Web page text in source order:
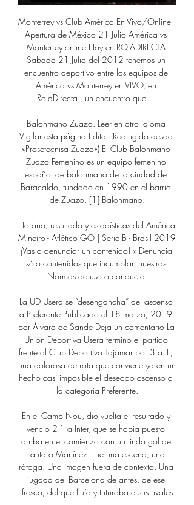
Monterrey vs Club América En Vivo/Online - Apertura de México 21 Julio América vs Monterrey online Hoy en ROJADIRECTA Sabado 21 Julio del 2012 tenemos un encuentro deportivo entre los equipos de América vs Monterrey en VIVO, en RojaDirecta , un encuentro que …

Balonmano Zuazo. Leer en otro idioma Vigilar esta página Editar (Redirigido desde «Prosetecnisa Zuazo») El Club Balonmano Zuazo Femenino es un equipo femenino español de balonmano de la ciudad de Baracaldo, fundado en 1990 en el barrio de Zuazo. [1] Balonmano.

Horario, resultado y estadísticas del América Mineiro - Atlético GO | Serie B - Brasil 2019 ¡Vas a denunciar un contenido! x Denuncia sólo contenidos que incumplan nuestras Normas de uso o conducta.

La UD Usera se “desengancha” del ascenso a Preferente Publicado el 18 marzo, 2019 por Álvaro de Sande Deja un comentario La Unión Deportiva Usera terminó el partido frente al Club Deportivo Tajamar por 3 a 1, una dolorosa derrota que convierte ya en un hecho casi imposible el deseado ascenso a la categoría Preferente.

En el Camp Nou, dio vuelta el resultado y venció 2-1 a Inter, que se había puesto arriba en el comienzo con un lindo gol de Lautaro Martínez. Fue una escena, una ráfaga. Una imagen fuera de contexto. Una jugada del Barcelona de antes, de ese fresco, del que fluía y trituraba a sus rivales

— Club América (@ClubAmerica) July 21, 2019 Guido Rodríguez y Nico Castillo abandonaron el terreno de juego y en su lugar entraron Jérémy Ménez y Rubén González. Al 77′ tras una buena jugada de Jérémy, Roger Martínez puso el 4-2 en la cancha del Azteca con un potente disparo en el área.

Ver el partido entre Estudiantes La Plata vs Atletico Rafaela por Justin TV por internet es posible? Claro que los es, en justin tv seguro que echan el Estudiantes La Plata versus Atletico Rafaela en directo hoy. Sera un gran partido el Estudiantes La Plata vs Atletico Rafaela que solo podras ver online en los links que aqui se dan, o por.

Debido a la magnitud del siniestro también fueron movilizadas agrupaciones de bomberos de Asunción, San Lorenzo y de Luque. Sin embargo, la falta de suficiente provisión de agua para los carros hidrantes conspiró contra la labor de los bomberos y el fuego se propagó …

Bouzat (Vélez Sarsfield) ha cometido falta sobre Moreno. Min. 30 Matías Ibáñez (Lanús) realiza un saque de portería. Min. 29 Robertone (Vélez Sarsfield) dispara con el pie derecho, pero el balón se marcha fuera alta por la izquierda. Min. 29 Robertone (Vélez Sarsfield) inicia una jugada de peligro con un centro desde la banda izquierda.

Ciudad de México, 8 de julio de 2018. Luz Alicia Gordoa, durante el segundo juego de la serie de la temporada 2018 de la Liga Mexicana de Beisbol, entre los Diablos Rojos del México y los Guerreros de Oaxaca celebrado en el estadio Fray Nano.

Medico neumologo en Santiago en el mapa 3D de 2GIS: ☎ números de teléfono, sitios web, horarios, ★ comentarios, fotos, ubicación de entradas, ⚑ búsqueda de rutas para el transporte urbano y los autos

La presente recomendación carece de efecto vinculante alguno y opera como mero aviso o consejo. El Estado no resultará responsable en modo alguno ni por ningún concepto de los daños o perjuicios que, tanto por la observancia como por desconocimiento o no atención de la recomendación, pudieran ocasionarse a personas o bienes, no.

RESUMEN | SANTA TECLA 2-3 11 DEPORTIVO | JORNADA 10 YouTube YouTube 5:07 YouTube Deportes Canal 4 23 sept 2023 23 sept 2023

Bravos de León (42-59) no pudo llevar a cabo el tercer juego de esta semana, por la lluvia que se presentó ayer para impedirle concluir la primera serie de dos en casa. El equipo manejado por Luis Carlos Rivera quería apuntarse la serie ante Guerreros de Oaxaca, (56 …

El reloj registra el progreso de la pista durante su actividad y la muestra gráficamente en la pantalla a color de alta resolución. También puede marcar posiciones como una línea de salida/fin, puntos a lo largo de la ruta o un camping, un vehículo u otros puntos de interés.

11DeportivoOficial Minuto... - 11 Deportivo F.C - Oficial 1 dic 2021 — 11 Deportivo F.C - Oficial Alianza Fútbol Club Club Deportivo Luis Ángel Firpo Reservas: Club Deportivo FAS CD Dragón SV

Club de Béisbol Tomateros de Culiacán. Andrade y Constitución s/n. Col. Miguel Alemán. C.P. 80200. Culiacán, Sinaloa, México. Celular: +52(667)1279392

Este domingo a las 18:00 en el Estadio Cementos Progreso se verán las caras el Comunicaciones y el Siquinalá en la decimosexta jornada del Torneo de Apertura de Liga Nacional. El Comunicaciones afronta con optimismo para el encuentro de …

C.D. Platense VS 11 Deportivo #J21 (Segundo Tiempo 59:18tocando por el sector derecho vamos a ver. equipo del Once Deportivo y a treinta y cinco minutos. veces que lo ha marcado ha ido muy bien.Facebook · Club Deportivo Platense · 7 may 2023

Unión San Felipe Deportes Magallanes en directo: Consulta el resultado del partido Unión San Felipe Deportes Magallanes en vivo y sigue el marcador en directo gracias a nuestro livescore. Partido Primera B, Torneo Transicion jugado el 27/04/19 19:30

En Directo: Deportivo Alavés SAD - Athletic Club. Partido de LaLiga Santander 2017-2018. Últimas noticias, clasificación, resultados y mucho más de LaLiga Santander en La Rioja

Club Ciclista Olímpico La Banda no pudo ante el buen equipo de Instituto Atlético Central Córdoba y cayó derrotado, 101/68, en el tercer juego de las semifinales de la Liga Nacional de Basquet. La "Gloria" barrió la serie 3-0 con una gran actuación colectiva y festejó en …

El seleccionado Argentino recibe hoy a su par de Perú en la Bombonera por la fecha 17 de las Eliminatorias sudamericanas. El choque será desde las 20.30, con el brasileño Wilson Sampaio como árbitro principal.Por tal motivo la edición Central de División Noticias se emitirá a la 22:30 hs.

Resumen Salamanca CF UDS 0-0 Real Valladolid B | 2ª División B Salamanca24horas TV. Loading... Unsubscribe from Salamanca24horas TV? Cancel Unsubscribe. Working. Resumen Salamanca CF UDS 3-3 Real Madrid Castilla - Duration: 5:01. Salamanca24horas TV 17,713 views. 5:01.

Desde El Palco | By Informativo LMF - Facebook 1:07:07... minuto cincuenta y siete Marvin Márquez marca el uno por cero para club deportivo FAS pero la respuesta de Santa Tecla vendía tres minutos ...Facebook · Informativo LMF · 20 sept 2022

Luis Chango . presidente de Mushuc Runa ha sido categórico en señalar como traición, la posición de los clubes Macará y Olmedo en las últimas elecciones para presidente de la FEF . «Nos enoja que los proponentes de la candidatura de Karina Chango nos hayan …

[PARTIDO>] Ver Once Deportivo contra Isidro Metapán en 5 feb 2023 — vea el minuto a. Con dos triunfos de manera consecutiva, ante Isidro [VER***] Ver Once Deportivo - Dragón en vivo minuto a. 0. Paylaş. Beğen.

OOSLOVACO El INFORMAR RES- peare: "Llenad vuestros bolsillo3"..- Tarribidial cit6 Una DONDE LSTABA OTIIAO.ULATIt WASHINGTON, marzo 1. (AP.i- Oria y prelado de Bananal, Bra- creen qua etc Una vent para e"O' hacen. aparecer a Inglaterra como asFECTO AL NTJMZRO DE paribola de la Biblia sabre Its cinco virgenes sables Nil. TI

RECREATIVO - CD. MIRANDÉS, 1-0 Autor: Huelva-Alejandro Diaz (Área 11) El Mirandés se volvió de vacío de su visita a Huelva en un encuentro abierto, en el que el equipo local tuvo más posesión, pero en el que ambos conjuntos tuvieron ocasiones de sobra para que el marcador hubiera sido otro.

La Estrategia de Gobierno En Línea,. Publicado: martes 11 de abril de 2017.. la seguridad humana y la garantía de los derechos humanos como parte del desarrollo integral de los municipios de Sonsonate, Sonzacate y Acajutla, en el departamento de Sonsonate.... 246 visitas | 0 votos.

El partido Elche CF - Rayo Majadahonda en directo Elche CF; Rayo Majadahonda; 19:51 Próxima Jornada Domingo 12 de Mayo | 12:00 h ALMERÍA - ELCHE (Gracias por el seguimiento) 19:51 El ELCHE CF de PACHETA vuelve a ganar en el MARTÍNEZ VALERO y la permanencia está en el bolsillo (50 puntos) 90.

Elecciones subnacionales. Agrupaciones realizan alianzas al filo del plazo > Por lo menos tres parlamentarios se perfilan para las subnacionales en sus regiones: Rafael Quispe en La Paz, Edwin Rodríguez en Potosí y Luis Felipe Dorado en Santa Cruz

Olimpia mide este sábado en Ciudad del Este a Deportivo Santaní, en un juego que puede consagrarlo como tricampeón. Daniel Garnero cuenta con un retorno importante para el partido decisivo. Las novedades en al lista de concentrados de Garnero, son la vuelta de los dos laterales titulares habituales, Sergio Otálvaro y Maximiliano Olivera.

River vs Guillermo Brown en VIVO y en directo por Canal 7. Si querés ver el partido de River vs Guillermo Brown en vivo online por Canal 7, te contamos el horario y los detalles. Hoy, 19 de Mayo de 2012, River y Guillermo Brown se enfrentan en un partido de f...

En El Salvador, la zona litoral entre los departamentos de Sonsonate y la Libertad es conocida como «Costa del Bálsamo». De igual manera el Poder Ejecutivo de la República decretó que el 22 de julio de cada año se instituyera el día del árbol nacional, al igual que el Maquilishuat.

Brayner de Alba suena como posible refuerzo de Atlético Nacional. El jugador actualmente milita como centrocampista de la Equidad Seguros. La Equidad adquirió los derechos del jugador, en diciembre del año pasado, al Barranquilla FC, por un costo cercano a los 300.000 dólares.

Información: El resultado Excursionistas vs. Ituzaingó de Fútbol de Argentina se muestra en tiempo real. Si la transmisión en vivo y en directo no se encuentra disponible, el resultado será actualizado apenas finalice el partido.

Fútbol Profesional Villa Dálmine – Deportivo Riestra: la previa. septiembre 20, 2019 . Villa Dálmine recibirá a Deportivo Riestra este sábado a partir de la 15.30 con el arbitraje de Lucas Novelli en el marco de la sexta fecha de la Primera Nacional.

El viernes 1 de mayo, 15.000 espectadores se congregaron en el Estadi